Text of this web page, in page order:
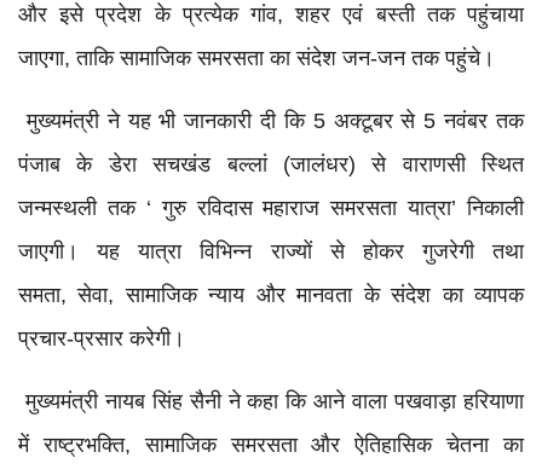
और इसे प्रदेश के प्रत्येक गांव, शहर एवं बस्ती तक पहुंचाया
जाएगा, ताकि सामाजिक समरसता का संदेश जन-जन तक पहुंचे।
मुख्यमंत्री ने यह भी जानकारी दी कि 5 अक्टूबर से 5 नवंबर तक
पंजाब के डेरा सचखंड बल्लां (जालंधर) से वाराणसी स्थित
जन्मस्थली तक ‘ गुरु रविदास महाराज समरसता यात्रा’ निकाली
जाएगी। यह यात्रा विभिन्न राज्यों से होकर गुजरेगी तथा
समता, सेवा, सामाजिक न्याय और मानवता के संदेश का व्यापक
प्रचार-प्रसार करेगी।
मुख्यमंत्री नायब सिंह सैनी ने कहा कि आने वाला पखवाड़ा हरियाणा
में राष्ट्रभक्ति, सामाजिक समरसता और ऐतिहासिक चेतना का